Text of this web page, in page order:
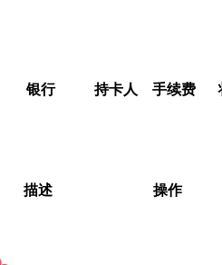
银行 持卡人 手续费
描述
操作